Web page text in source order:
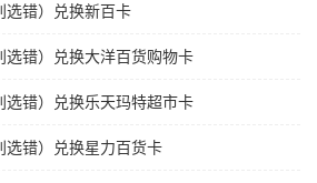
选错）兑换新百卡
错）兑换大洋百货购物卡
错）兑换乐天玛特超市卡
选错）兑换星力百货卡